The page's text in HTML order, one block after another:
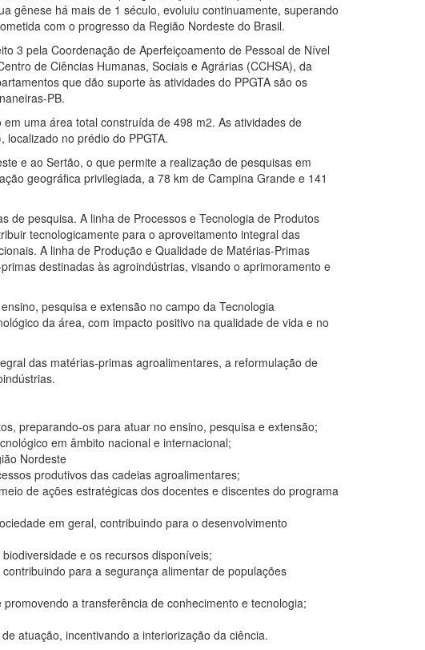
gênese há mais de 1 século, evoluiu continuamente, superando
com o progresso da Região Nordeste do Brasil.
3 pela Coordenação de Aperfeiçoamento de Pessoal de Nível
de Ciências Humanas, Sociais e Agrárias (CCHSA), da
que dão suporte às atividades do PPGTA são os
PB.
uma área total construída de 498 m2. As atividades de
no prédio do PPGTA.
e ao Sertão, o que permite a realização de pesquisas em
geográfica privilegiada, a 78 km de Campina Grande e 141
de pesquisa. A linha de Processos e Tecnologia de Produtos
tecnologicamente para o aproveitamento integral das
A linha de Produção e Qualidade de Matérias-Primas
destinadas às agroindústrias, visando o aprimoramento e
pesquisa e extensão no campo da Tecnologia
da área, com impacto positivo na qualidade de vida e no
das matérias-primas agroalimentares, a reformulação de
preparando-os para atuar no ensino, pesquisa e extensão;
em âmbito nacional e internacional;
Nordeste
produtivos das cadeias agroalimentares;
de ações estratégicas dos docentes e discentes do programa
em geral, contribuindo para o desenvolvimento
e os recursos disponíveis;
para a segurança alimentar de populações
a transferência de conhecimento e tecnologia;
atuação, incentivando a interiorização da ciência.